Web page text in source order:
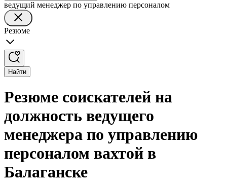
ведущий менеджер по управлению персоналом
Резюме
Найти
Резюме соискателей на
должность ведущего
менеджера по управлению
персоналом вахтой в
Балаганске